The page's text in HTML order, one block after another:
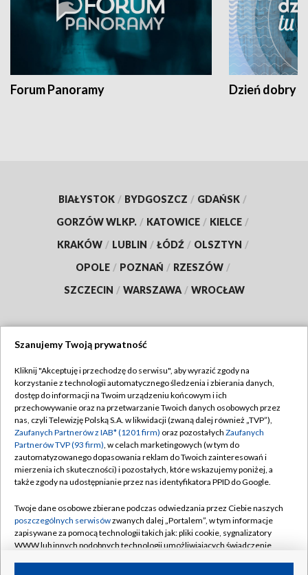
Forum Panoramy Dzień dobry
BIAŁYSTOK / BYDGOSZCZ / GDAŃSK /
GORZÓW WLKP. / KATOWICE / KIELCE /
KRAKÓW / LUBLIN / ŁÓDŹ / OLSZTYN /
OPOLE / POZNAŃ / RZESZÓW /
SZCZECIN / WARSZAWA / WROCŁAW
TVP
Abonament TVP
Emisja w TVP
Centrum informacji TVP
Naziemna Telewizja Cyfrowa
Rada Programowa
System NOS
Informacje o nadawcy
Regulamin TVP
Polityka prywatności
Moje zgody
Pomoc
Kontakt
Kanały
Szanujemy Twoją prywatność
Kliknij "Akceptuję i przechodzę do serwisu", aby wyrazić zgody na
korzystanie z technologii automatycznego śledzenia i zbierania danych,
dostęp do informacji na Twoim urządzeniu końcowym i ich
przechowywanie oraz na przetwarzanie Twoich danych osobowych przez
nas, czyli Telewizję Polską S.A. w likwidacji (zwaną dalej również „TVP”),
Zaufanych Partnerów z IAB* (1201 firm) oraz pozostałych Zaufanych
Partnerów TVP (93 firm), w celach marketingowych (w tym do
zautomatyzowanego dopasowania reklam do Twoich zainteresowań i
mierzenia ich skuteczności) i pozostałych, które wskazujemy poniżej, a
także zgody na udostępnianie przez nas identyfikatora PPID do Google.
Twoje dane osobowe zbierane podczas odwiedzania przez Ciebie naszych
poszczególnych serwisówzwanych dalej „Portalem”, w tym informacje
zapisywane za pomocą technologii takich jak: pliki cookie, sygnalizatory
WWW lub innych podobnych technologii umożliwiających świadczenie